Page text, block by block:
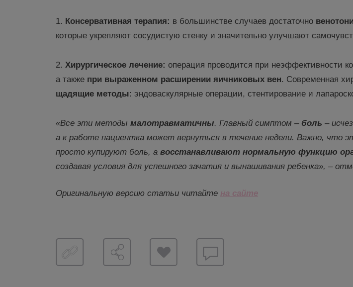
1. Консервативная терапия: в большинстве случаев достаточно
которые укрепляют сосудистую стенку и значительно улучшают
2. Хирургическое лечение: операция проводится при неэффективности
а также при выраженном расширении яичниковых вен. Современная
щадящие методы: эндоваскулярные операции, стентирование и
«Все эти методы малотравматичны. Главный симптом – боль –
а к работе пациентка может вернуться в течение недели. Важно, что
просто купируют боль, а восстанавливают нормальную функцию
создавая условия для успешного зачатия и вынашивания ребенка», –
Оригинальную версию статьи читайте на сайте